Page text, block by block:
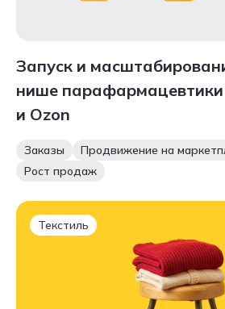
Запуск и
нише
и Ozon
Заказы Продвижение на
Рост продаж
Текстиль